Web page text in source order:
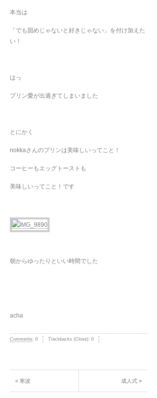
本当は
「でも固めじゃないと好きじゃない」を付け加えた
い！
はっ
プリン愛が出過ぎてしまいました
とにかく
nokkaさんのプリンは美味しいってこと！
コーヒーもエッグトーストも
美味しいってこと！です
朝からゆったりといい時間でした
acha
Comments: 0 Trackbacks (Close): 0
« 寒波 成人式 »